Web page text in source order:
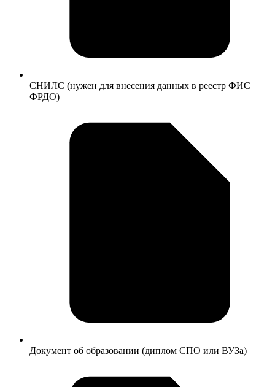
СНИЛС (нужен для внесения данных в реестр ФИС
ФРДО)
Документ об образовании (диплом СПО или ВУЗа)